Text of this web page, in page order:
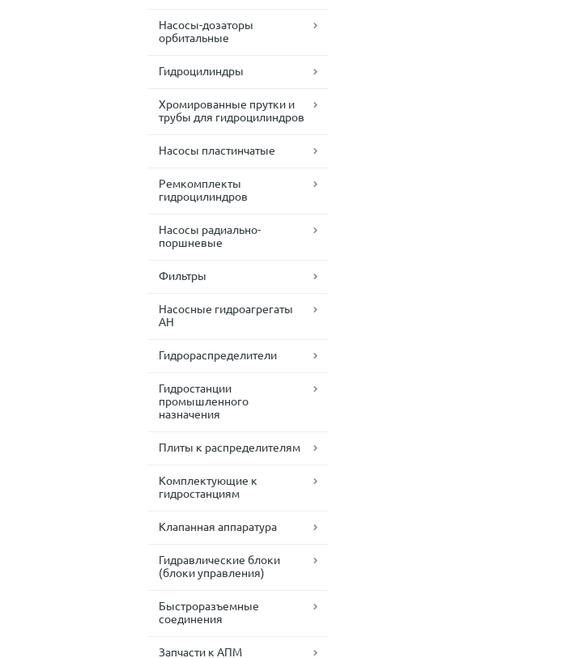
Насосы-дозаторы
орбитальные
Гидроцилиндры
Хромированные прутки и
трубы для гидроцилиндров
Насосы пластинчатые
Ремкомплекты
гидроцилиндров
Насосы радиально-
поршневые
Фильтры
Насосные гидроагрегаты
АН
Гидрораспределители
Гидростанции
промышленного
назначения
Плиты к распределителям
Комплектующие к
гидростанциям
Клапанная аппаратура
Гидравлические блоки
(блоки управления)
Быстроразъемные
соединения
Запчасти к АПМ